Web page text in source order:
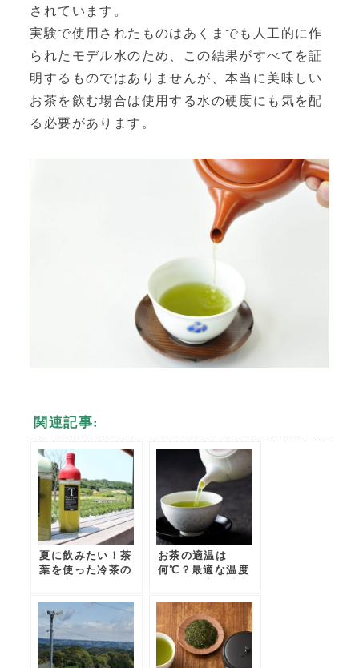
されています。
実験で使用されたものはあくまでも人工的に作
られたモデル水のため、この結果がすべてを証
明するものではありませんが、本当に美味しい
お茶を飲む場合は使用する水の硬度にも気を配
る必要があります。
関連記事:
夏に飲みたい！茶
葉を使った冷茶の
お茶の適温は
何℃？最適な温度